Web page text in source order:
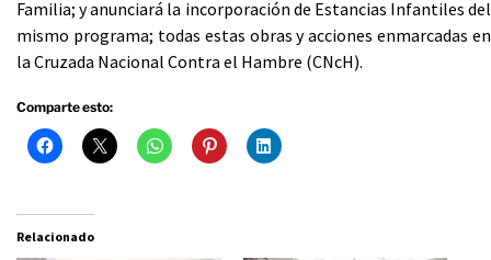
Familia; y anunciará la incorporación de Estancias Infantiles del
mismo programa; todas estas obras y acciones enmarcadas en
la Cruzada Nacional Contra el Hambre (CNcH).
Comparte esto:
Relacionado